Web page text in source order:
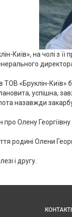
Київ», на чолі з
директора
ТОВ «Бруклін-Київ»
успішна,
назавжди
Олену
родині Олени
і другу.
Top